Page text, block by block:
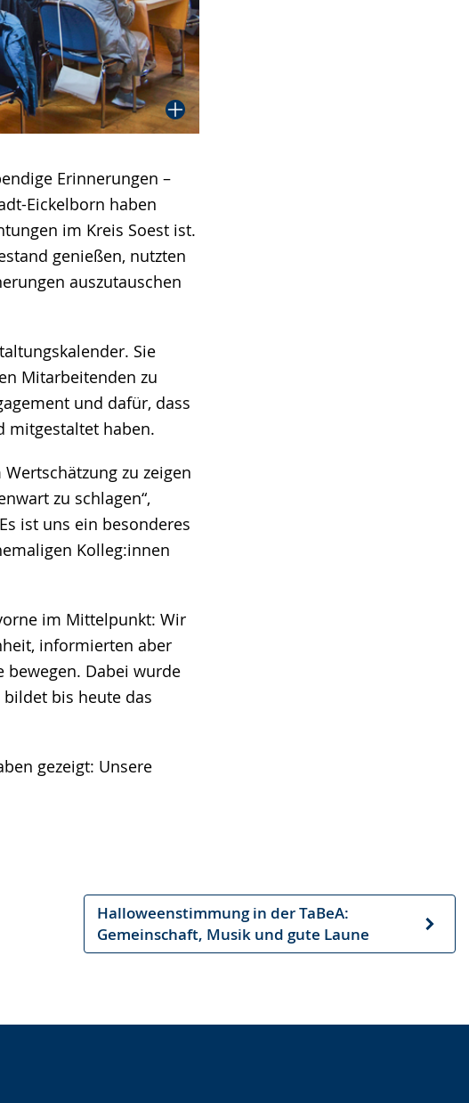
Erinnerungen –
Eickelborn haben
im Kreis Soest ist.
genießen, nutzten
auszutauschen
Sie
Mitarbeitenden zu
und dafür, dass
mitgestaltet haben.
zu zeigen
zu schlagen“,
ist uns ein besonderes
Kolleg:innen
im Mittelpunkt: Wir
informierten aber
bewegen. Dabei wurde
bis heute das
gezeigt: Unsere
Halloweenstimmung in der TaBeA:
Gemeinschaft, Musik und gute Laune
Nächster
Artikel